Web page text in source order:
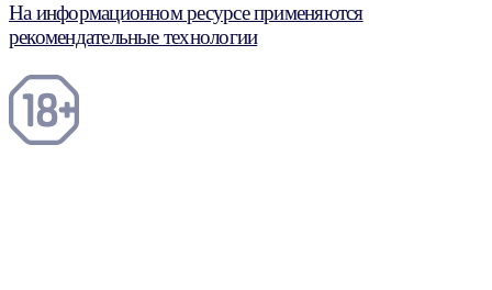
На информационном ресурсе применяются
рекомендательные технологии